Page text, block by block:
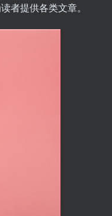
者提供各类文章。